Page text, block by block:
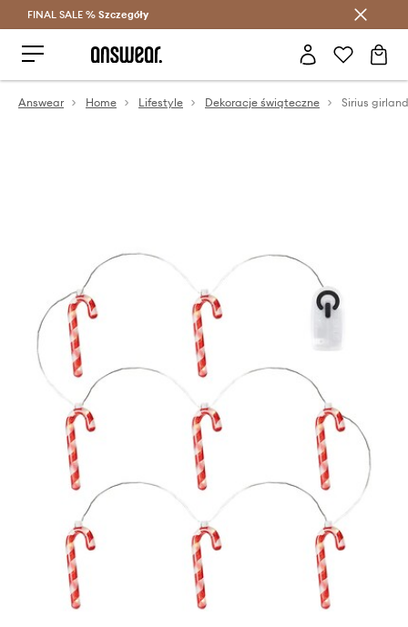
Oszczędzaj z Answear Club >
FINAL SALE % Szczegóły
Answear Home Lifestyle Dekoracje świąteczne Sirius